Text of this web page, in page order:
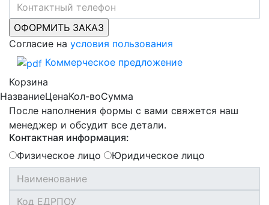
Согласие на условия пользования
Коммерческое предложение
Корзина
НазваниеЦенаКол-воСумма
После наполнения формы с вами свяжется наш
менеджер и обсудит все детали.
Контактная информация:
Физическое лицо
Юридическое лицо